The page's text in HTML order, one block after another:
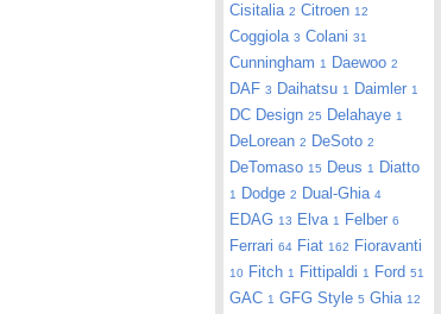
Cisitalia 2 Citroen 12
Coggiola 3 Colani 31
Cunningham 1 Daewoo 2
DAF 3 Daihatsu 1 Daimler 1
DC Design 25 Delahaye 1
DeLorean 2 DeSoto 2
DeTomaso 15 Deus 1 Diatto
1 Dodge 2 Dual-Ghia 4
EDAG 13 Elva 1 Felber 6
Ferrari 64 Fiat 162 Fioravanti
10 Fitch 1 Fittipaldi 1 Ford 51
GAC 1 GFG Style 5 Ghia 12